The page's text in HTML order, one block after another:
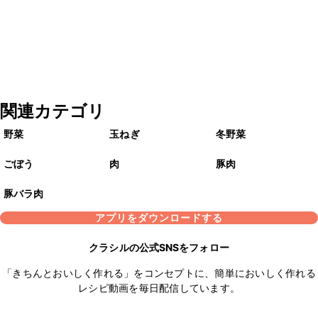
関連カテゴリ
野菜 玉ねぎ 冬野菜
ごぼう 肉 豚肉
豚バラ肉
アプリをダウンロードする
クラシルの公式SNSをフォロー
「きちんとおいしく作れる」をコンセプトに、簡単においしく作れる
レシピ動画を毎日配信しています。